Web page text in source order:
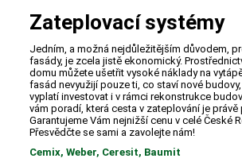
Zateplovací systémy
Jedním, a možná nejdůležitějším důvodem,
fasády, je zcela jistě ekonomický.
domu můžete ušetřit vysoké náklady na
fasád nevyužijí pouze ti, co staví nové
vyplatí investovat i v rámci rekonstrukce
vám poradí, která cesta v zateplování je právě
Garantujeme Vám nejnižší cenu v celé České
Přesvědčte se sami a zavolejte nám!
Cemix, Weber, Ceresit, Baumit